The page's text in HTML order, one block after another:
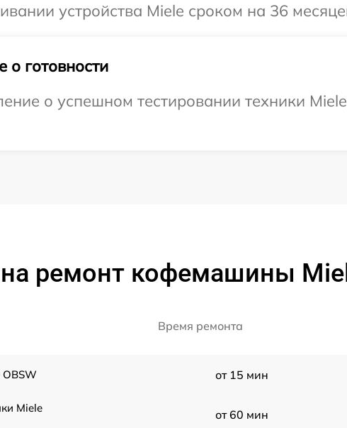
устройства Miele сроком на 36
готовности
о успешном тестировании техники
ремонт кофемашины
Время ремонта
от 15 мин
Miele
от 60 мин